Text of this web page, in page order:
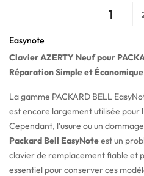
1
Easynote
Clavier AZERTY Neuf pour
Réparation Simple et Économique
La gamme PACKARD BELL
est encore largement utilisée pour
Cependant, l'usure ou un
Packard Bell EasyNoteest un
clavier de remplacement fiable et
essentiel pour conserver ces